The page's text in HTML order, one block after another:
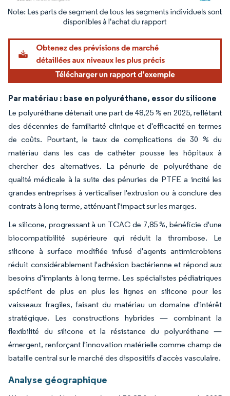
Image © Mordor Intelligence. La réutilisation nécessite une attribution sous CC BY
Par matériau : base en polyuréthane, essor du silicone
Le polyuréthane détenait une part de 48,25 % en 2025, reflétant
des décennies de familiarité clinique et d'efficacité en termes
de coûts. Pourtant, le taux de complications de 30 % du
matériau dans les cas de cathéter pousse les hôpitaux à
chercher des alternatives. La pénurie de polyuréthane de
qualité médicale à la suite des pénuries de PTFE a incité les
grandes entreprises à verticaliser l'extrusion ou à conclure des
contrats à long terme, atténuant l'impact sur les marges.
Le silicone, progressant à un TCAC de 7,85 %, bénéficie d'une
biocompatibilité supérieure qui réduit la thrombose. Le
silicone à surface modifiée infusé d'agents antimicrobiens
réduit considérablement l'adhésion bactérienne et répond aux
besoins d'implants à long terme. Les spécialistes pédiatriques
spécifient de plus en plus les lignes en silicone pour les
vaisseaux fragiles, faisant du matériau un domaine d'intérêt
stratégique. Les constructions hybrides — combinant la
flexibilité du silicone et la résistance du polyuréthane —
émergent, renforçant l'innovation matérielle comme champ de
bataille central sur le marché des dispositifs d'accès vasculaire.
Analyse géographique